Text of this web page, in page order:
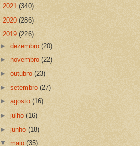
2021 (340)
2020 (286)
2019 (226)
►dezembro(20)
►novembro(22)
►outubro(23)
►setembro(27)
►agosto(16)
►julho(16)
►junho(18)
▼maio(35)